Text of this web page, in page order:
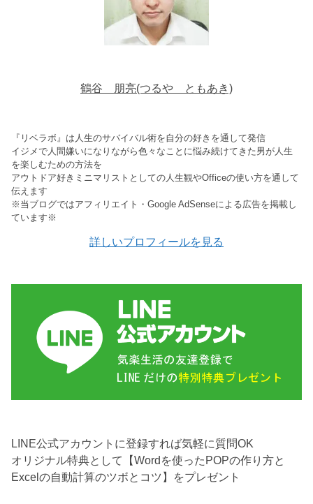
鶴谷 朋亮(つるや ともあき)
『リベラボ』は人生のサバイバル術を自分の好きを通して発信
イジメで人間嫌いになりながら色々なことに悩み続けてきた男が人生
を楽しむための方法を
アウトドア好きミニマリストとしての人生観やOfficeの使い方を通して
伝えます
※当ブログではアフィリエイト・Google AdSenseによる広告を掲載し
ています※
詳しいプロフィールを見る
LINE公式アカウントに登録すれば気軽に質問OK
オリジナル特典として【Wordを使ったPOPの作り方と
Excelの自動計算のツボとコツ】をプレゼント